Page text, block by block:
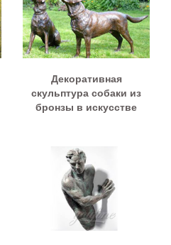
Декоративная
скульптура собаки из
бронзы в искусстве